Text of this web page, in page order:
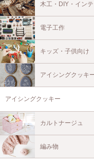
木工・DIY・イン
電子工作
キッズ・子供向け
アイシングクッキ
アイシングクッキー
カルトナージュ
編み物